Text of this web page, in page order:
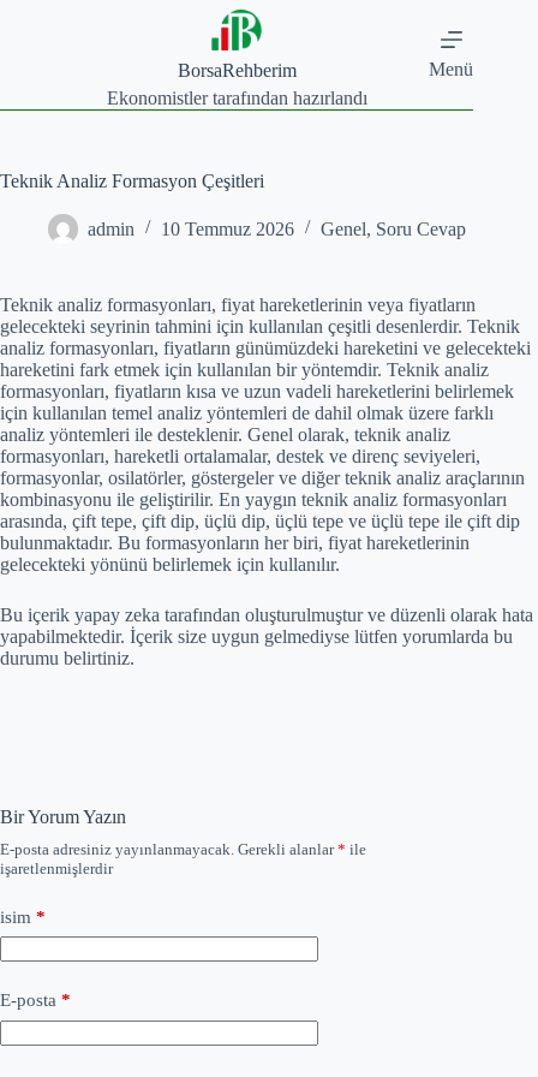
BorsaRehberim
Ekonomistler tarafından hazırlandı
Menü
Teknik Analiz Formasyon Çeşitleri
admin 10 Temmuz 2026 Genel, Soru Cevap
Teknik analiz formasyonları, fiyat hareketlerinin veya fiyatların
gelecekteki seyrinin tahmini için kullanılan çeşitli desenlerdir. Teknik
analiz formasyonları, fiyatların günümüzdeki hareketini ve gelecekteki
hareketini fark etmek için kullanılan bir yöntemdir. Teknik analiz
formasyonları, fiyatların kısa ve uzun vadeli hareketlerini belirlemek
için kullanılan temel analiz yöntemleri de dahil olmak üzere farklı
analiz yöntemleri ile desteklenir. Genel olarak, teknik analiz
formasyonları, hareketli ortalamalar, destek ve direnç seviyeleri,
formasyonlar, osilatörler, göstergeler ve diğer teknik analiz araçlarının
kombinasyonu ile geliştirilir. En yaygın teknik analiz formasyonları
arasında, çift tepe, çift dip, üçlü dip, üçlü tepe ve üçlü tepe ile çift dip
bulunmaktadır. Bu formasyonların her biri, fiyat hareketlerinin
gelecekteki yönünü belirlemek için kullanılır.
Bu içerik yapay zeka tarafından oluşturulmuştur ve düzenli olarak hata
yapabilmektedir. İçerik size uygun gelmediyse lütfen yorumlarda bu
durumu belirtiniz.
Bir Yorum Yazın
E-posta adresiniz yayınlanmayacak. Gerekli alanlar* ile
işaretlenmişlerdir
isim *
E-posta *